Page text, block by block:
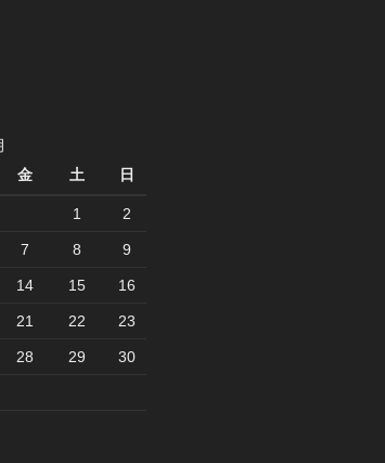
金 土 日
1 2
7 8 9
14 15 16
21 22 23
28 29 30